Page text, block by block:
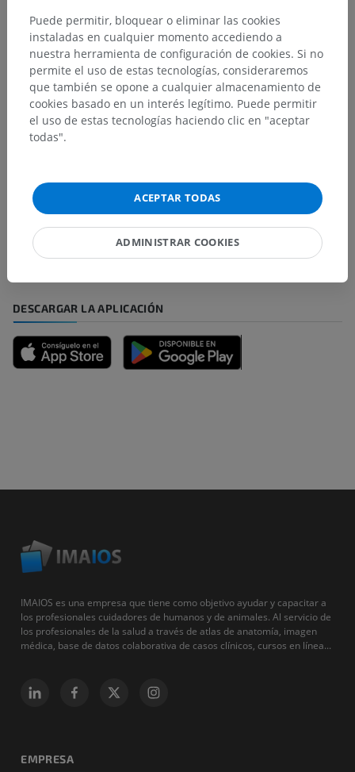
Neuroanatomía humana
Traducciones
No dude en sugerir una corrección, traducción o
mejora de contenido.
Reportar un error
DESCARGAR LA APLICACIÓN
IMAIOS es una empresa que tiene como objetivo ayudar y capacitar a
los profesionales cuidadores de humanos y de animales. Al servicio de
los profesionales de la salud a través de atlas de anatomía, imagen
médica, base de datos colaborativa de casos clínicos, cursos en línea...
EMPRESA
Puede permitir, bloquear o eliminar las cookies
instaladas en cualquier momento accediendo a
nuestra herramienta de configuración de cookies. Si no
permite el uso de estas tecnologías, consideraremos
que también se opone a cualquier almacenamiento de
cookies basado en un interés legítimo. Puede permitir
el uso de estas tecnologías haciendo clic en "aceptar
todas".
ACEPTAR TODAS
ADMINISTRAR COOKIES